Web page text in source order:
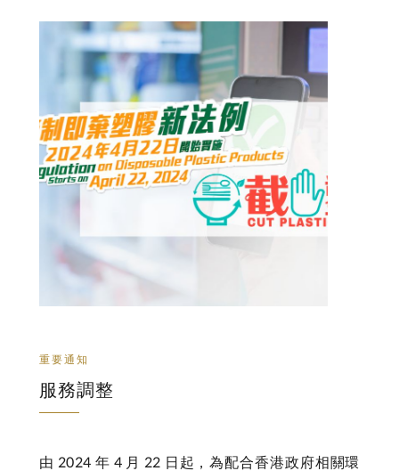
重要通知
服務調整
由 2024 年 4 月 22 日起，為配合香港政府相關環